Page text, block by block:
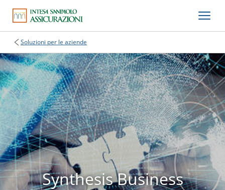
Soluzioni per le aziende
Synthesis Business